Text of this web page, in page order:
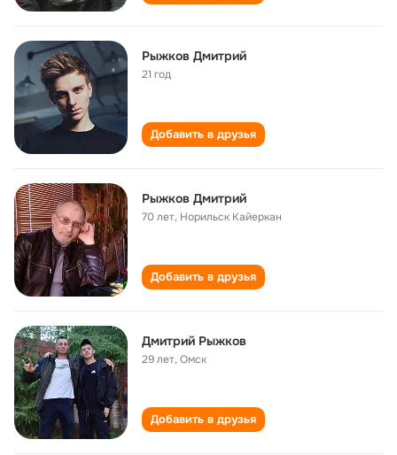
Рыжков Дмитрий
21 год
Добавить в друзья
Рыжков Дмитрий
70 лет, Норильск Кайеркан
Добавить в друзья
Дмитрий Рыжков
29 лет,Омск
Добавить в друзья